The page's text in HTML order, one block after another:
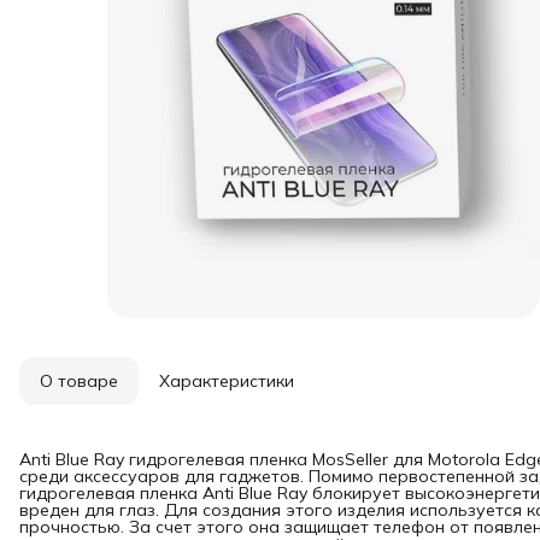
О товаре Характеристики
Anti Blue Ray гидрогелевая пленка MosSeller для Motorola
среди аксессуаров для гаджетов. Помимо первостепенной
гидрогелевая пленка Anti Blue Ray блокирует
вреден для глаз. Для создания этого изделия используется
прочностью. За счет этого она защищает телефон от